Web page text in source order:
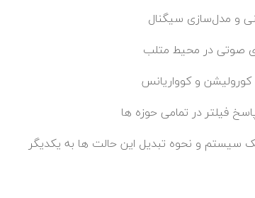
و مدل‌سازی سیگنال
صوتی در محیط متلب
و کوواریانس
سیستم و نحوه تبدیل این حالت ها به یکدیگر